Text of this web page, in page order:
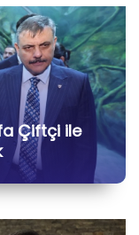
Çiftçi ile